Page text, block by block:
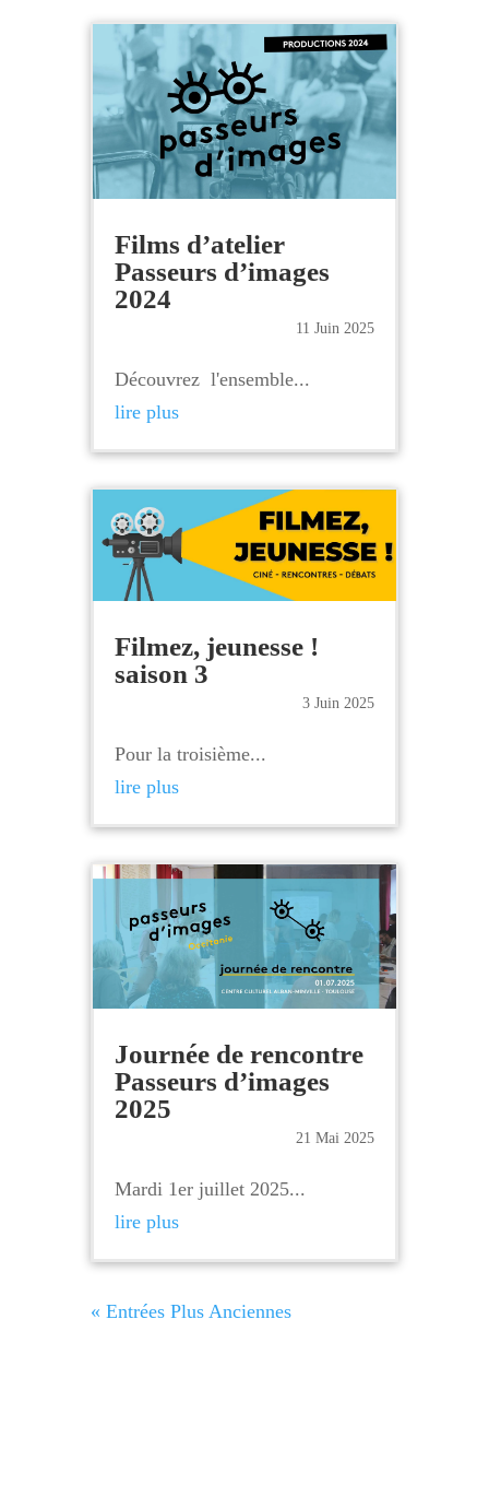
Films d’atelier
Passeurs d’images
2024
11 Juin 2025
Découvrez l'ensemble...
lire plus
Filmez, jeunesse !
saison 3
3 Juin 2025
Pour la troisième...
lire plus
Journée de rencontre
Passeurs d’images
2025
21 Mai 2025
Mardi 1er juillet 2025...
lire plus
« Entrées Plus Anciennes